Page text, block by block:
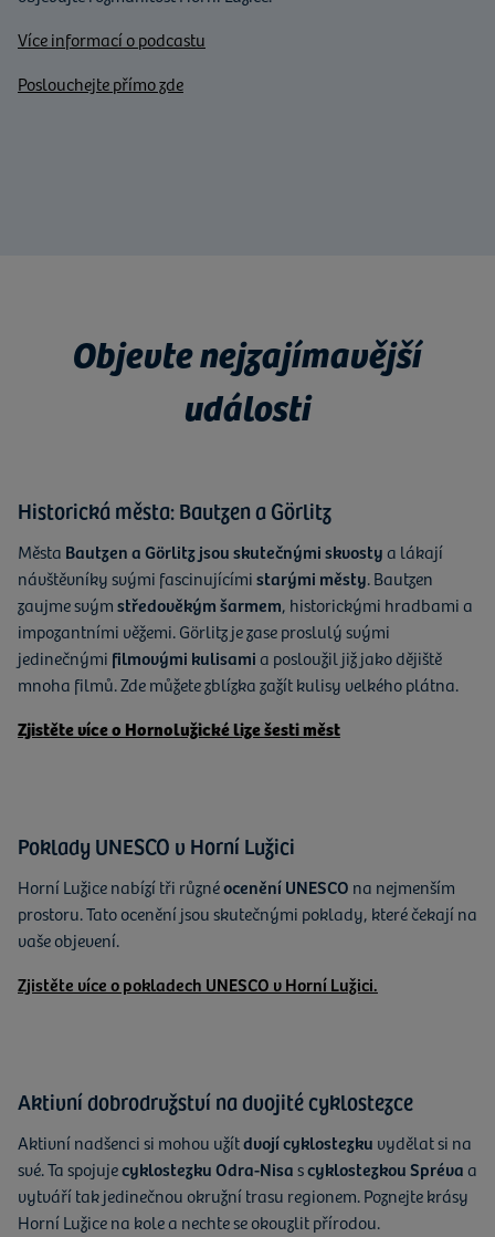
Více informací o podcastu
Poslouchejte přímo zde
Objevte nejzajímavější
události
Historická města: Bautzen a Görlitz
Města Bautzen a Görlitz jsou skutečnými skvostya lákají
návštěvníky svými fascinujícímistarými městy. Bautzen
zaujme svýmstředověkým šarmem, historickými hradbami a
impozantními věžemi. Görlitz je zase proslulý svými
jedinečnými filmovými kulisamia posloužil již jako dějiště
mnoha filmů. Zde můžete zblízka zažít kulisy velkého plátna.
Zjistěte více o Hornolužické lize šesti měst
Poklady UNESCO v Horní Lužici
Horní Lužice nabízí tři různéocenění UNESCO na nejmenším
prostoru. Tato ocenění jsou skutečnými poklady, které čekají na
vaše objevení.
Zjistěte více o pokladech UNESCO v Horní Lužici.
Aktivní dobrodružství na dvojité cyklostezce
Aktivní nadšenci si mohou užítdvojí cyklostezku vydělat si na
své. Ta spojujecyklostezku Odra-Nisascyklostezkou Sprévaa
vytváří tak jedinečnou okružní trasu regionem. Poznejte krásy
Horní Lužice na kole a nechte se okouzlit přírodou.